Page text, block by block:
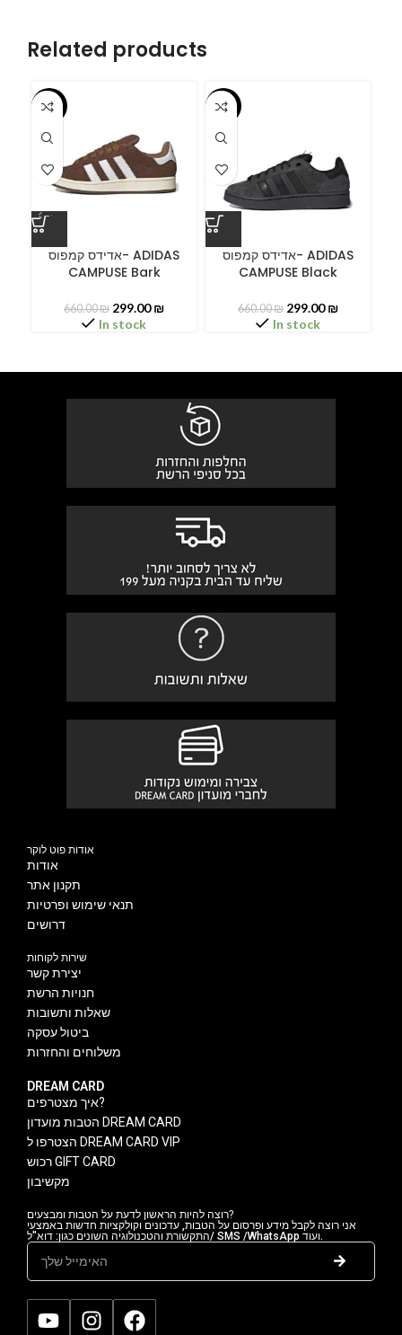
Related products
-55%
אדידס קמפוס- ADIDAS
CAMPUSE Bark
660.00₪ 299.00₪
In stock
-55%
אדידס קמפוס- ADIDAS
CAMPUSE Black
660.00₪ 299.00₪
In stock
אודות פוט לוקר
אודות
תקנון אתר
תנאי שימוש ופרטיות
דרושים
שירות לקוחות
יצירת קשר
חנויות הרשת
שאלות ותשובות
ביטול עסקה
משלוחים והחזרות
DREAM CARD
איך מצטרפים?
הטבות מועדון DREAM CARD
הצטרפו ל DREAM CARD VIP
רכוש GIFT CARD
מקשיבון
רוצה להיות הראשון לדעת על הטבות ומבצעים?
אני רוצה לקבל מידע ופרסום על הטבות, עדכונים וקולקציות חדשות באמצעי
התקשורת והטכנולוגיה השונים כגון: דוא"ל/ SMS /WhatsApp ועוד.